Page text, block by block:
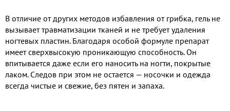
В отличие от других методов избавления от грибка, гель не
вызывает травматизации тканей и не требует удаления
ногтевых пластин. Благодаря особой формуле препарат
имеет сверхвысокую проникающую способность. Он
впитывается даже если его наносить на ногти, покрытые
лаком. Следов при этом не остается — носочки и одежда
всегда чистые и свежие, без пятен и запаха.